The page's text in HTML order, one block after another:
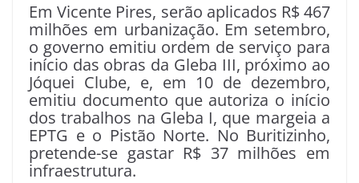
Em Vicente Pires, serão aplicados R$ 467
milhões em urbanização. Em setembro,
o governo emitiu ordem de serviço para
início das obras da Gleba III, próximo ao
Jóquei Clube, e, em 10 de dezembro,
emitiu documento que autoriza o início
dos trabalhos na Gleba I, que margeia a
EPTG e o Pistão Norte. No Buritizinho,
pretende-se gastar R$ 37 milhões em
infraestrutura.